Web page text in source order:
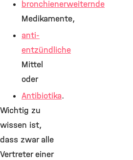
bronchienerweiternde
Medikamente,
anti-
entzündliche
Mittel
oder
Antibiotika.
Wichtig zu
wissen ist,
dass zwar alle
Vertreter einer